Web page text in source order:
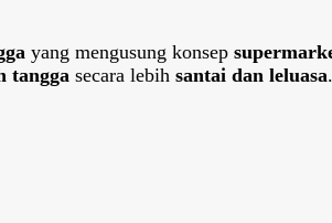
yang mengusung konsep
tangga secara lebih santai dan leluasa